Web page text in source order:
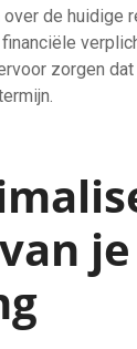
de huidige
zorgen
je